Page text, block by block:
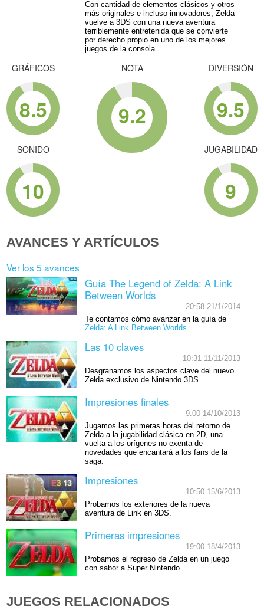
Con cantidad de elementos clásicos y otros
más originales e incluso innovadores, Zelda
vuelve a 3DS con una nueva aventura
terriblemente entretenida que se convierte
por derecho propio en uno de los mejores
juegos de la consola.
GRÁFICOS
8.5
SONIDO
10
NOTA
9.2
DIVERSIÓN
9.5
JUGABILIDAD
9
AVANCES Y ARTÍCULOS
Ver los 5 avances
Guía The Legend of Zelda: A Link
Between Worlds
20:58 21/1/2014
Te contamos cómo avanzar en la guía de
Zelda: A Link Between Worlds.
Las 10 claves
10:31 11/11/2013
Desgranamos los aspectos clave del nuevo
Zelda exclusivo de Nintendo 3DS.
Impresiones finales
9:00 14/10/2013
Jugamos las primeras horas del retorno de
Zelda a la jugabilidad clásica en 2D, una
vuelta a los orígenes no exenta de
novedades que encantará a los fans de la
saga.
Impresiones
10:50 15/6/2013
Probamos los exteriores de la nueva
aventura de Link en 3DS.
Primeras impresiones
19:00 18/4/2013
Probamos el regreso de Zelda en un juego
con sabor a Super Nintendo.
JUEGOS RELACIONADOS